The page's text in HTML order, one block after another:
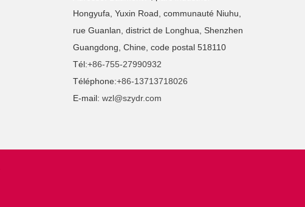
Hongyufa, Yuxin Road, communauté Niuhu,
rue Guanlan, district de Longhua, Shenzhen
Guangdong, Chine, code postal 518110
Tél:+86-755-27990932
Téléphone:+86-13713718026
E-mail: wzl@szydr.com